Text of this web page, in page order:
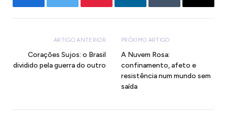
FacebookTwitterPinterestLinkedInTumblr E-
ARTIGO ANTERIOR
Corações Sujos: o Brasil
dividido pela guerra do outro
PRÓXIMO ARTIGO
A Nuvem Rosa:
confinamento, afeto e
resistência num mundo sem
saída